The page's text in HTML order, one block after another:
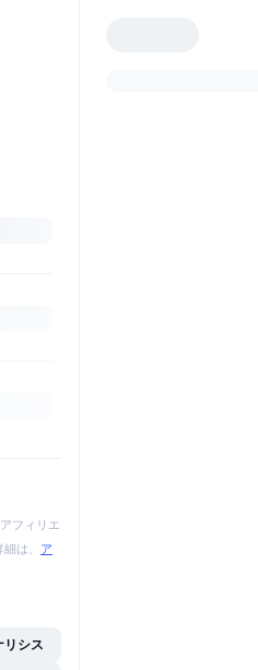
フィリエ
は、 ア
シス